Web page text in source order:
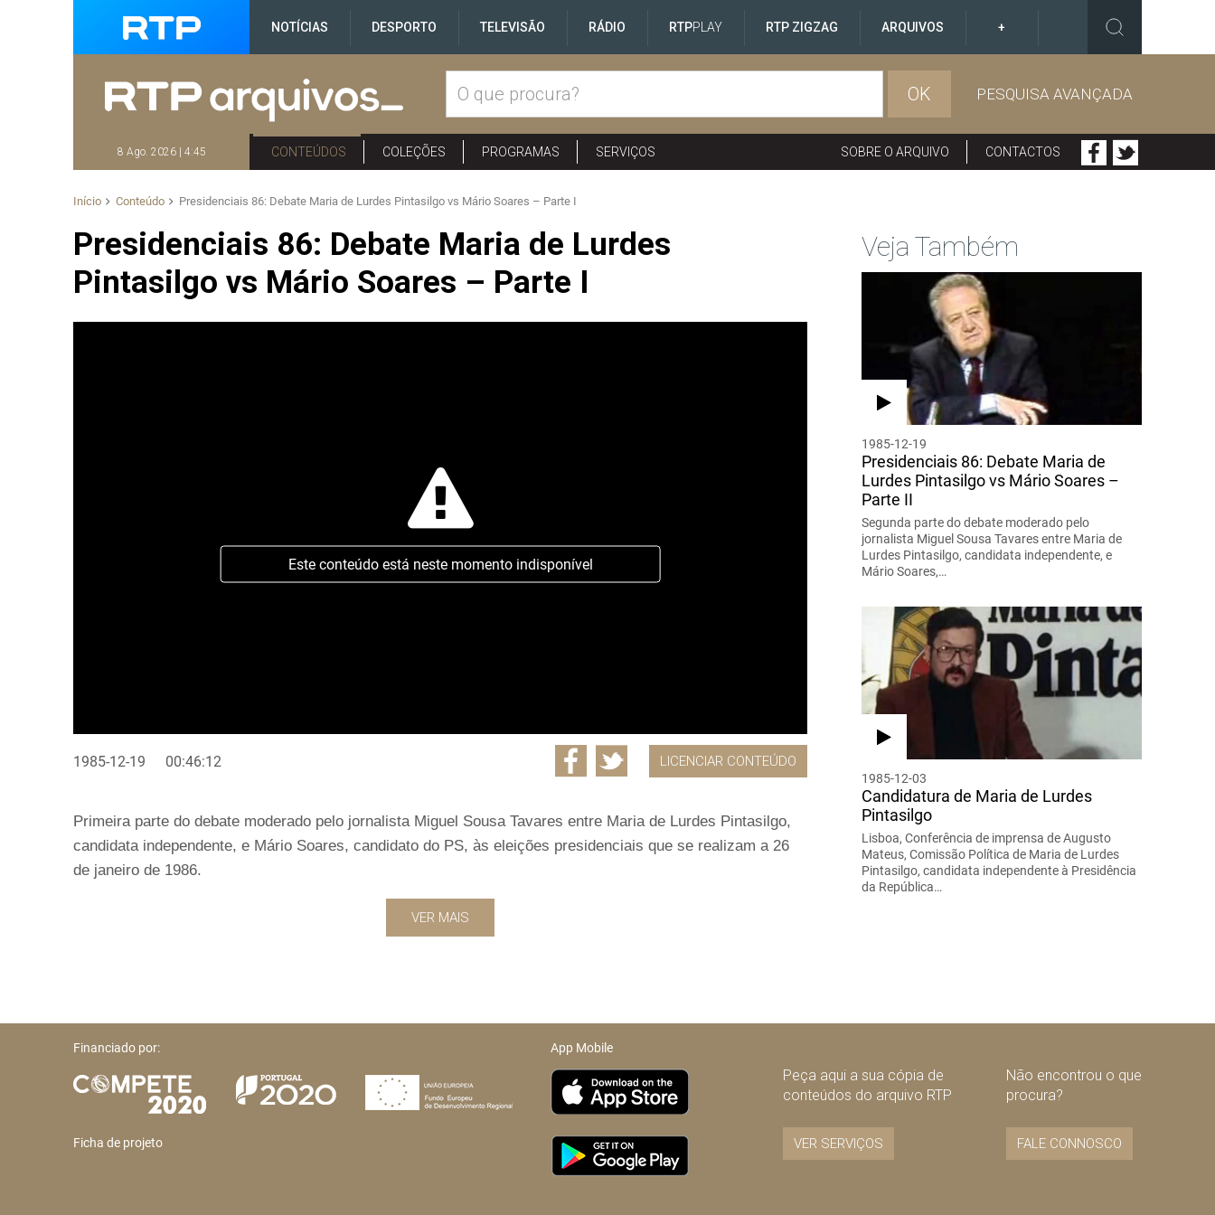
NOTÍCIAS DESPORTO TELEVISÃO RÁDIO RTPPLAY RTP ZIGZAG ARQUIVOS +
OK PESQUISA AVANÇADA
8 Ago. 2026 | 4:45 CONTEÚDOS COLEÇÕES PROGRAMAS SERVIÇOS SOBRE O ARQUIVO CONTACTOS
Início Conteúdo Presidenciais 86: Debate Maria de Lurdes Pintasilgo vs Mário Soares – Parte I
Presidenciais 86: Debate Maria de Lurdes
Pintasilgo vs Mário Soares – Parte I
Este conteúdo está neste momento indisponível
1985-12-19 00:46:12 LICENCIAR CONTEÚDO
Primeira parte do debate moderado pelo jornalista Miguel Sousa Tavares entre Maria de Lurdes Pintasilgo,
candidata independente, e Mário Soares, candidato do PS, às eleições presidenciais que se realizam a 26
de janeiro de 1986.
VER MAIS
Veja Também
1985-12-19
Presidenciais 86: Debate Maria de
Lurdes Pintasilgo vs Mário Soares –
Parte II
Segunda parte do debate moderado pelo
jornalista Miguel Sousa Tavares entre Maria de
Lurdes Pintasilgo, candidata independente, e
Mário Soares,…
1985-12-03
Candidatura de Maria de Lurdes
Pintasilgo
Lisboa, Conferência de imprensa de Augusto
Mateus, Comissão Política de Maria de Lurdes
Pintasilgo, candidata independente à Presidência
da República…
Financiado por:
Ficha de projeto
App Mobile
Peça aqui a sua cópia de
conteúdos do arquivo RTP
VER SERVIÇOS
Não encontrou o que
procura?
FALE CONNOSCO